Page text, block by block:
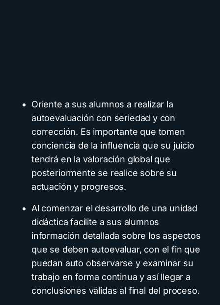
Oriente a sus alumnos a realizar la
autoevaluación con seriedad y con
corrección. Es importante que tomen
conciencia de la influencia que su juicio
tendrá en la valoración global que
posteriormente se realice sobre su
actuación y progresos.
Al comenzar el desarrollo de una unidad
didáctica facilite a sus alumnos
información detallada sobre los aspectos
que se deben autoevaluar, con el fin que
puedan auto observarse y examinar su
trabajo en forma continua y así llegar a
conclusiones válidas al final del proceso.